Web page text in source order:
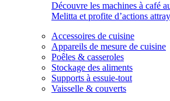
Découvre les machines à café
Melitta et profite d’actions
Accessoires de cuisine
Appareils de mesure de cuisine
Poêles & casseroles
Stockage des aliments
Supports à essuie-tout
Vaisselle & couverts